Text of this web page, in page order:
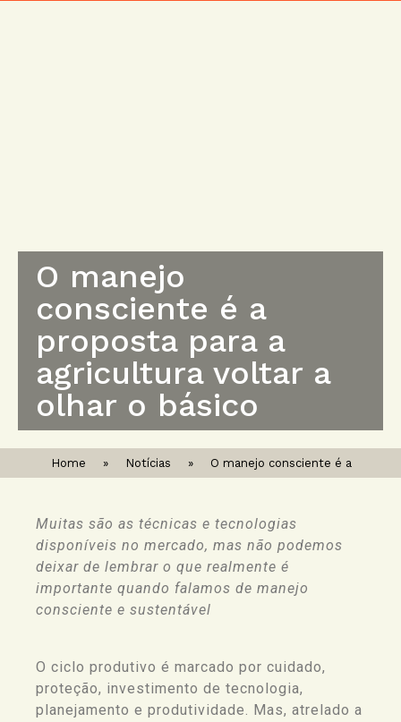
O manejo
consciente é a
proposta para a
agricultura voltar a
olhar o básico
Home » Notícias » O manejo consciente é a
Muitas são as técnicas e tecnologias
disponíveis no mercado, mas não podemos
deixar de lembrar o que realmente é
importante quando falamos de manejo
consciente e sustentável
O ciclo produtivo é marcado por cuidado,
proteção, investimento de tecnologia,
planejamento e produtividade. Mas, atrelado a